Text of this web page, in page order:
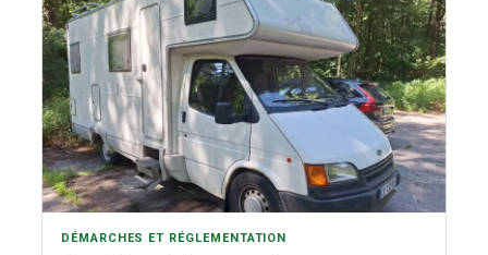
DÉMARCHES ET RÉGLEMENTATION